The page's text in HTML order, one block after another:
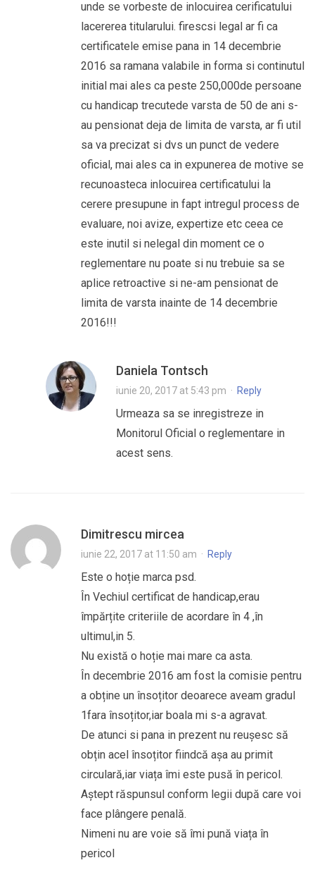
unde se vorbeste de inlocuirea cerificatului
lacererea titularului. firescsi legal ar fi ca
certificatele emise pana in 14 decembrie
2016 sa ramana valabile in forma si continutul
initial mai ales ca peste 250,000de persoane
cu handicap trecutede varsta de 50 de ani s-
au pensionat deja de limita de varsta, ar fi util
sa va precizat si dvs un punct de vedere
oficial, mai ales ca in expunerea de motive se
recunoasteca inlocuirea certificatului la
cerere presupune in fapt intregul process de
evaluare, noi avize, expertize etc ceea ce
este inutil si nelegal din moment ce o
reglementare nu poate si nu trebuie sa se
aplice retroactive si ne-am pensionat de
limita de varsta inainte de 14 decembrie
2016!!!
Daniela Tontsch
iunie 20, 2017 at 5:43 pm · Reply
Urmeaza sa se inregistreze in
Monitorul Oficial o reglementare in
acest sens.
Dimitrescu mircea
iunie 22, 2017 at 11:50 am · Reply
Este o hoție marca psd.
În Vechiul certificat de handicap,erau
împărțite criteriile de acordare în 4 ,în
ultimul,in 5.
Nu există o hoție mai mare ca asta.
În decembrie 2016 am fost la comisie pentru
a obține un însoțitor deoarece aveam gradul
1fara însoțitor,iar boala mi s-a agravat.
De atunci si pana in prezent nu reușesc să
obțin acel însoțitor fiindcă așa au primit
circulară,iar viața îmi este pusă în pericol.
Aștept răspunsul conform legii după care voi
face plângere penală.
Nimeni nu are voie să îmi pună viața în
pericol